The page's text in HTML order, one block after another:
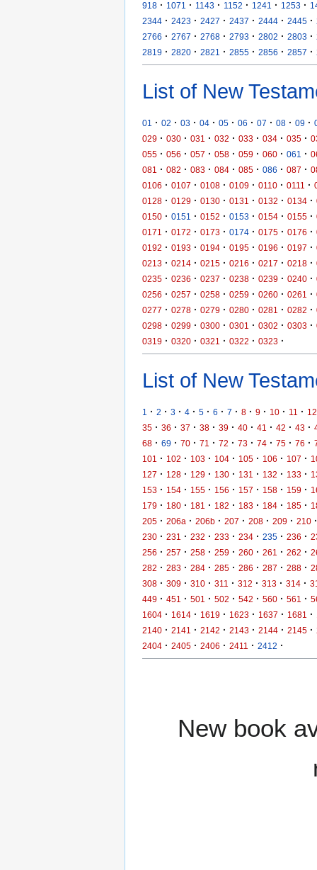
918 · 1071 · 1143 · 1152 · 1241 · 1253 ·
2344 · 2423 · 2427 · 2437 · 2444 · 2445 ·
2766 · 2767 · 2768 · 2793 · 2802 · 2803 ·
2819 · 2820 · 2821 · 2855 · 2856 · 2857 ·
List of New
01 · 02 · 03 · 04 · 05 · 06 · 07 · 08 · 09 ·
029 · 030 · 031 · 032 · 033 · 034 · 035 ·
055 · 056 · 057 · 058 · 059 · 060 · 061 ·
081
· 082 · 083 · 084 · 085 · 086 · 087 ·
0106 · 0107 · 0108 · 0109 · 0110 · 0111 ·
0128 · 0129 · 0130 · 0131 · 0132 · 0134 ·
0150 · 0151 · 0152 · 0153 · 0154 · 0155 ·
0171
· 0172 · 0173 · 0174 · 0175 · 0176 ·
0192 · 0193 · 0194 · 0195 · 0196 · 0197 ·
0213 · 0214 · 0215 · 0216 · 0217 · 0218 ·
0235 · 0236 · 0237 · 0238 · 0239 · 0240 ·
0256 · 0257 · 0258 · 0259 · 0260 · 0261 ·
0277 · 0278 · 0279 · 0280 · 0281 · 0282 ·
0298 · 0299 · 0300 · 0301 · 0302 · 0303 ·
0319 · 0320 · 0321 · 0322 · 0323 ·
List of New
1 · 2 · 3 · 4 · 5 · 6 · 7 · 8 · 9 · 10 · 11 · 12
35 · 36 · 37 · 38 · 39 · 40 · 41 · 42 · 43 ·
68 · 69 · 70 · 71 · 72 · 73 · 74 · 75 · 76 ·
101
· 102 · 103 · 104 · 105 · 106 · 107 ·
127 · 128 · 129 · 130 · 131 · 132 · 133 ·
153 · 154 · 155 · 156 · 157 · 158 · 159 ·
179 · 180 · 181 · 182 · 183 · 184 · 185 ·
205 · 206a · 206b · 207 · 208 · 209 · 210 ·
230 · 231 · 232 · 233 · 234 · 235 · 236 ·
256 · 257 · 258 · 259 · 260 · 261 · 262 ·
282 · 283 · 284 · 285 · 286 · 287 · 288 ·
308 · 309 · 310 · 311 · 312 · 313 · 314 ·
449 · 451 · 501 · 502 · 542 · 560 · 561 ·
1604 · 1614 · 1619 · 1623 · 1637 · 1681 ·
2140 · 2141 · 2142 · 2143 · 2144 · 2145 ·
2404 · 2405 · 2406 · 2411 · 2412 ·
New book